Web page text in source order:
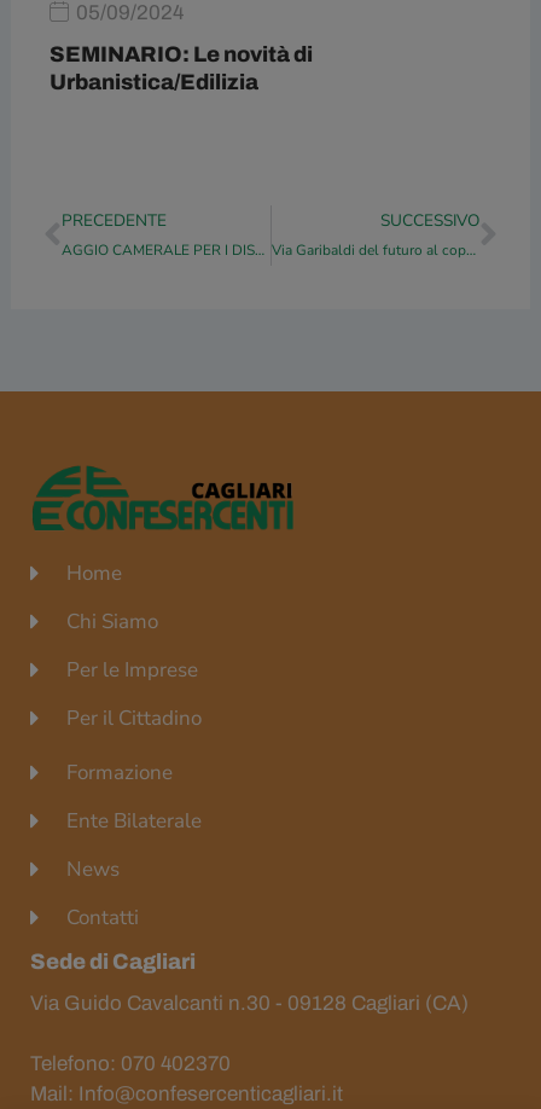
05/09/2024
SEMINARIO: Le novità di
Urbanistica/Edilizia
Precedente
PRECEDENTE
AGGIO CAMERALE PER I DISTRIBUTORI DI CARBURANTE: CONDIZIONE ASSURDA
SUCCESSIVO
Via Garibaldi del futuro al coperto in stile bilbao e senza ambulanti
Home
Chi Siamo
Per le Imprese
Per il Cittadino
Formazione
Ente Bilaterale
News
Contatti
Sede di Cagliari
Via Guido Cavalcanti n.30 - 09128 Cagliari (CA)
Telefono: 070 402370
Mail: Info@confesercenticagliari.it